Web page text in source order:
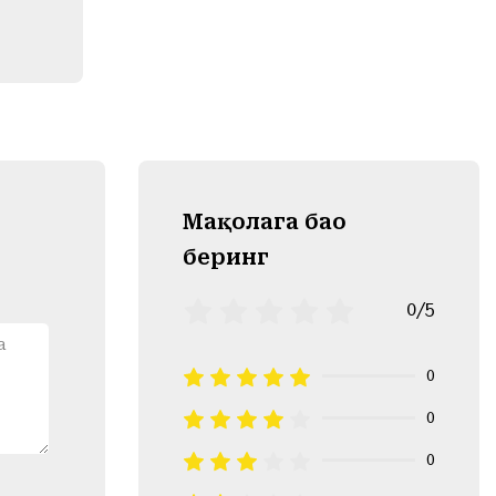
Mақолага баҳо
беринг
0/5
0
0
0